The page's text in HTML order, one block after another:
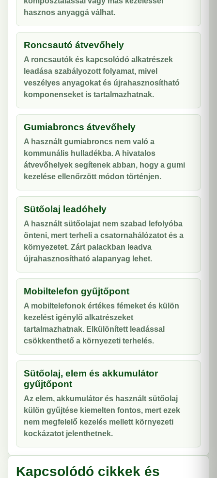
hasznos anyaggá válhat.
Roncsautó átvevőhely
A roncsautók és kapcsolódó alkatrészek
leadása szabályozott folyamat, mivel
veszélyes anyagokat és újrahasznosítható
komponenseket is tartalmazhatnak.
Gumiabroncs átvevőhely
A használt gumiabroncs nem való a
kommunális hulladékba. A hivatalos
átvevőhelyek segítenek abban, hogy a gumi
kezelése ellenőrzött módon történjen.
Sütőolaj leadóhely
A használt sütőolajat nem szabad lefolyóba
önteni, mert terheli a csatornahálózatot és a
környezetet. Zárt palackban leadva
újrahasznosítható alapanyag lehet.
Mobiltelefon gyűjtőpont
A mobiltelefonok értékes fémeket és külön
kezelést igénylő alkatrészeket
tartalmazhatnak. Elkülönített leadással
csökkenthető a környezeti terhelés.
Sütőolaj, elem és akkumulátor
gyűjtőpont
Az elem, akkumulátor és használt sütőolaj
külön gyűjtése kiemelten fontos, mert ezek
nem megfelelő kezelés mellett környezeti
kockázatot jelenthetnek.
Kapcsolódó cikkek és